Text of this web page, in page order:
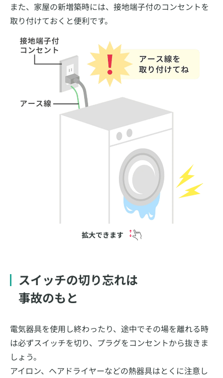
また、家屋の新増築時には、接地端子付のコンセントを
取り付けておくと便利です。
拡大できます
スイッチの切り忘れは
事故のもと
電気器具を使用し終わったり、途中でその場を離れる時
は必ずスイッチを切り、プラグをコンセントから抜きま
しょう。
アイロン、ヘアドライヤーなどの熱器具はとくに注意し